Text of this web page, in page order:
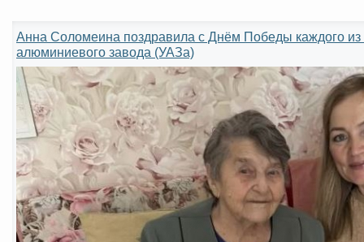
Анна Соломеина поздравила с Днём Победы каждого из
алюминиевого завода (УАЗа)